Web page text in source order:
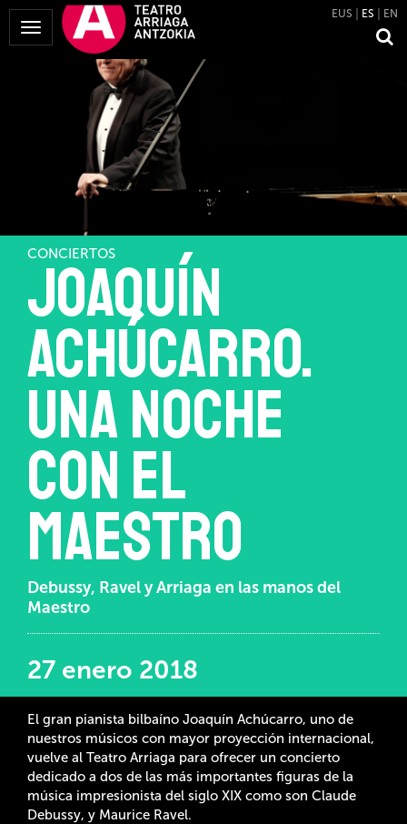
Mostrar
Menú
EUS ES EN
CONCIERTOS
Joaquín
Achúcarro.
Una noche
con el
maestro
Debussy, Ravel y Arriaga en las manos del
Maestro
27 enero 2018
El gran pianista bilbaíno Joaquín Achúcarro, uno de
nuestros músicos con mayor proyección internacional,
vuelve al Teatro Arriaga para ofrecer un concierto
dedicado a dos de las más importantes figuras de la
música impresionista del siglo XIX como son Claude
Debussy, y Maurice Ravel.